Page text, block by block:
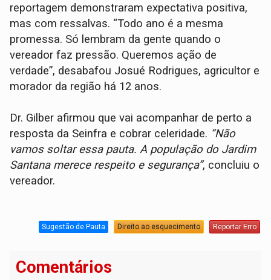
reportagem demonstraram expectativa positiva,
mas com ressalvas. “Todo ano é a mesma
promessa. Só lembram da gente quando o
vereador faz pressão. Queremos ação de
verdade”, desabafou Josué Rodrigues, agricultor e
morador da região há 12 anos.
Dr. Gilber afirmou que vai acompanhar de perto a
resposta da Seinfra e cobrar celeridade. “Não
vamos soltar essa pauta. A população do Jardim
Santana merece respeito e segurança”, concluiu o
vereador.
Sugestão de Pauta Direito ao esquecimento Reportar Erro
Comentários